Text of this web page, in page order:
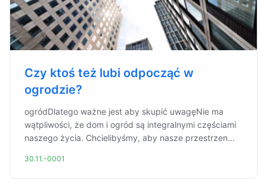
Czy ktoś też lubi odpocząć w
ogrodzie?
ogródDlatego ważne jest aby skupić uwagęNie ma
wątpliwości, że dom i ogród są integralnymi częściami
naszego życia. Chcielibyśmy, aby nasze przestrzen...
30.11.-0001